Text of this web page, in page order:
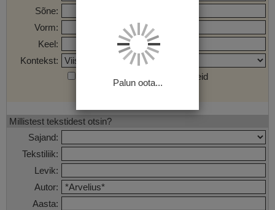
Sõne:
Vorm:
Keel:
Kontekst:
Otsi märgendatud sõnaühendeid
Millistest tekstidest otsin?
Sajand:
Tekstiliik:
Levik:
Autor:
Aasta:
Palun oota...